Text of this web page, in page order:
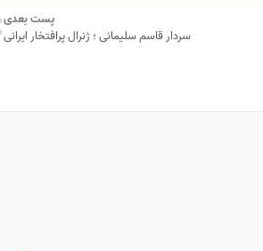
پست بعدی
سردار قاسم سلیمانی ؛ ژنرال پرافتخار ایرانی